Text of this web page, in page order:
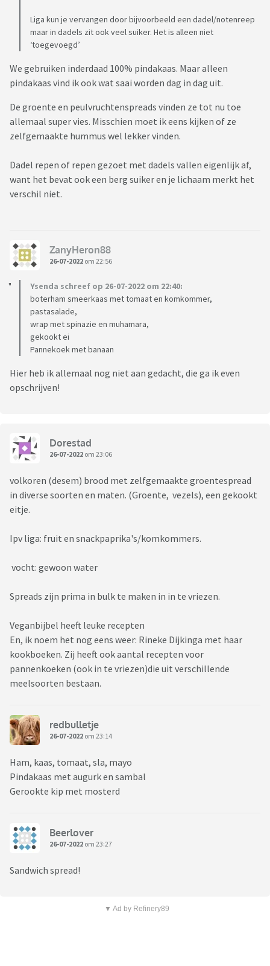
Liga kun je vervangen door bijvoorbeeld een dadel/notenreep
maar in dadels zit ook veel suiker. Het is alleen niet
‘toegevoegd’
We gebruiken inderdaad 100% pindakaas. Maar alleen
pindakaas vind ik ook wat saai worden dag in dag uit.
De groente en peulvruchtenspreads vinden ze tot nu toe
allemaal super vies. Misschien moet ik eens kijken of ze
zelfgemaakte hummus wel lekker vinden.
Dadel repen of repen gezoet met dadels vallen eigenlijk af,
want het bevat ook een berg suiker en je lichaam merkt het
verschil niet.
ZanyHeron88
26-07-2022 om 22:56
Ysenda schreef op 26-07-2022 om 22:40:
boterham smeerkaas met tomaat en komkommer,
pastasalade,
wrap met spinazie en muhamara,
gekookt ei
Pannekoek met banaan
Hier heb ik allemaal nog niet aan gedacht, die ga ik even
opschrijven!
Dorestad
26-07-2022 om 23:06
volkoren (desem) brood met zelfgemaakte groentespread
in diverse soorten en maten. (Groente, vezels), een gekookt
eitje.
Ipv liga: fruit en snackpaprika's/komkommers.
vocht: gewoon water
Spreads zijn prima in bulk te maken in in te vriezen.
Veganbijbel heeft leuke recepten
En, ik noem het nog eens weer: Rineke Dijkinga met haar
kookboeken. Zij heeft ook aantal recepten voor
pannenkoeken (ook in te vriezen)die uit verschillende
meelsoorten bestaan.
redbulletje
26-07-2022 om 23:14
Ham, kaas, tomaat, sla, mayo
Pindakaas met augurk en sambal
Gerookte kip met mosterd
Beerlover
26-07-2022 om 23:27
Sandwich spread!
▼ Ad by Refinery89